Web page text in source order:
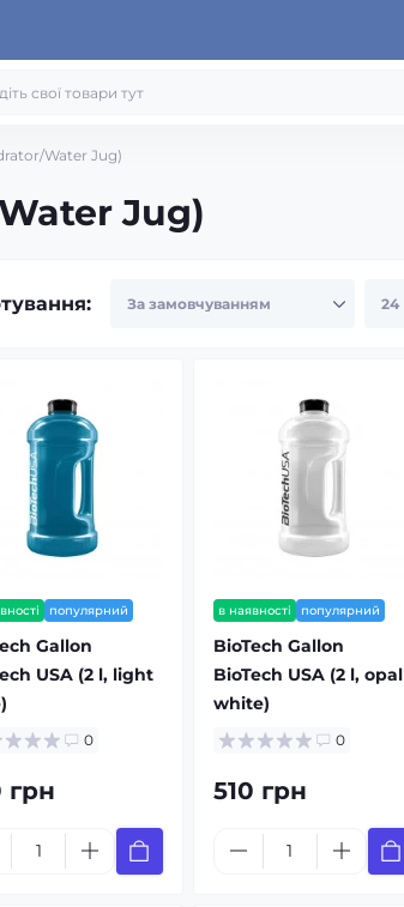
Water Jug)
Jug)
популярний
Gallon
USA (2 l, light
0
грн
в наявності популярний
BioTech Gallon
BioTech USA (2 l, opal
white)
0
510 грн